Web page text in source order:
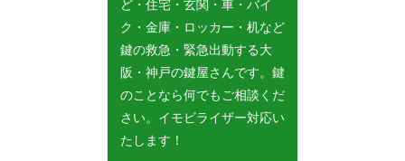
ど・住宅・玄関・車・バイ
ク・金庫・ロッカー・机など
鍵の救急・緊急出動する大
阪・神戸の鍵屋さんです。鍵
のことなら何でもご相談くだ
さい。イモビライザー対応い
たします！